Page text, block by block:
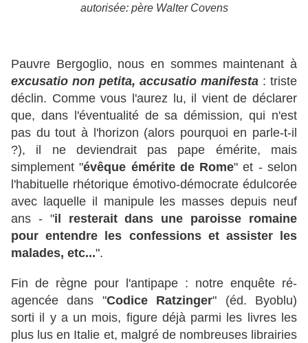
autorisée: père Walter Covens
Pauvre Bergoglio, nous en sommes maintenant à
excusatio non petita, accusatio manifesta : triste
déclin. Comme vous l'aurez lu, il vient de déclarer
que, dans l'éventualité de sa démission, qui n'est
pas du tout à l'horizon (alors pourquoi en parle-t-il
?), il ne deviendrait pas pape émérite, mais
simplement "évêque émérite de Rome" et - selon
l'habituelle rhétorique émotivo-démocrate édulcorée
avec laquelle il manipule les masses depuis neuf
ans - "il resterait dans une paroisse romaine
pour entendre les confessions et assister les
malades, etc...".
Fin de règne pour l'antipape : notre enquête ré-
agencée dans "Codice Ratzinger" (éd. Byoblu)
sorti il y a un mois, figure déjà parmi les livres les
plus lus en Italie et, malgré de nombreuses librairies